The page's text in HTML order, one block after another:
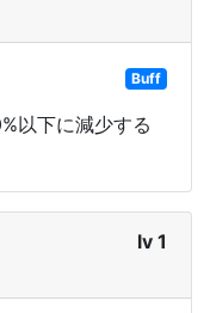
Buff
以下に減少する
lv 1